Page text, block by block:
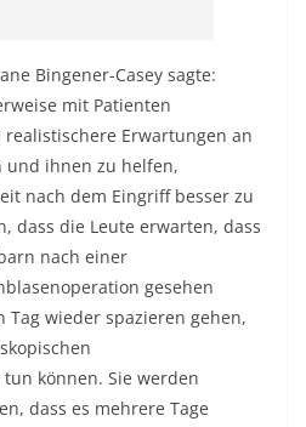
Bingener-Casey sagte:
mit Patienten
Erwartungen an
und ihnen zu helfen,
nach dem Eingriff besser zu
dass die Leute erwarten, dass
nach einer
gesehen
Tag wieder spazieren gehen,
können. Sie werden
dass es mehrere Tage